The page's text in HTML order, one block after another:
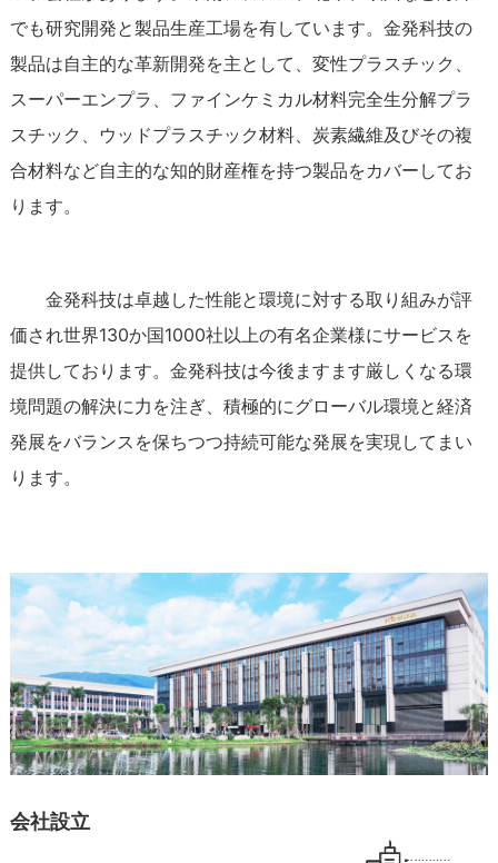
でも研究開発と製品生産工場を有しています。金発科技の
製品は自主的な革新開発を主として、変性プラスチック、
スーパーエンプラ、ファインケミカル材料完全生分解プラ
スチック、ウッドプラスチック材料、炭素繊維及びその複
合材料など自主的な知的財産権を持つ製品をカバーしてお
ります。
金発科技は卓越した性能と環境に対する取り組みが評
価され世界130か国1000社以上の有名企業様にサービスを
提供しております。金発科技は今後ますます厳しくなる環
境問題の解決に力を注ぎ、積極的にグローバル環境と経済
発展をバランスを保ちつつ持続可能な発展を実現してまい
ります。
会社設立